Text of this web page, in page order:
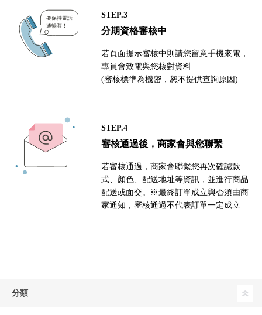
STEP.3
分期資格審核中
若頁面提示審核中則請您留意手機來電，
專員會致電與您核對資料
(審核標準為機密，恕不提供查詢原因)
STEP.4
審核通過後，商家會與您聯繫
若審核通過，商家會聯繫您再次確認款
式、顏色、配送地址等資訊，並進行商品
配送或面交。※最終訂單成立與否須由商
家通知，審核通過不代表訂單一定成立
分類